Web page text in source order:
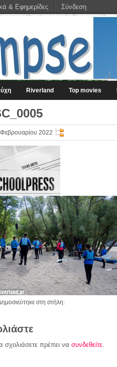
Riverland Top movies
2022
στη στήλη:
σχολιάσετε πρέπει να συνδεθείτε.
& Εφημερίδες Σύνδεση